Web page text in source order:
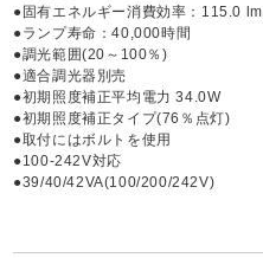
●固有エネルギー消費効率：115.0
●ランプ寿命：40,000時間
●調光範囲(20～100％)
●適合調光器別売
●初期照度補正平均電力 34.0W
●初期照度補正タイプ(76％点灯)
●取付にはボルトを使用
●100-242V対応
●39/40/42VA(100/200/242V)